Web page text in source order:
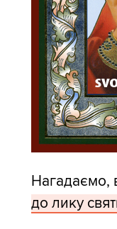
Нагадаємо,
до лику